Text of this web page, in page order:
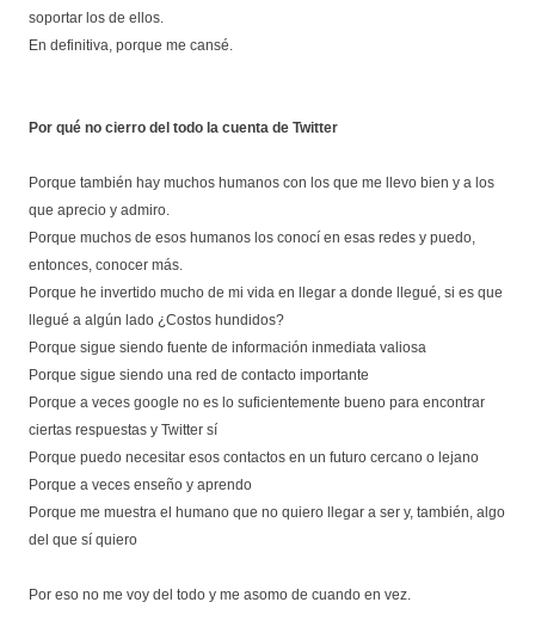
soportar los de ellos.
En definitiva, porque me cansé.
Por qué no cierro del todo la cuenta de Twitter
Porque también hay muchos humanos con los que me llevo bien y a los
que aprecio y admiro.
Porque muchos de esos humanos los conocí en esas redes y puedo,
entonces, conocer más.
Porque he invertido mucho de mi vida en llegar a donde llegué, si es que
llegué a algún lado ¿Costos hundidos?
Porque sigue siendo fuente de información inmediata valiosa
Porque sigue siendo una red de contacto importante
Porque a veces google no es lo suficientemente bueno para encontrar
ciertas respuestas y Twitter sí
Porque puedo necesitar esos contactos en un futuro cercano o lejano
Porque a veces enseño y aprendo
Porque me muestra el humano que no quiero llegar a ser y, también, algo
del que sí quiero
Por eso no me voy del todo y me asomo de cuando en vez.